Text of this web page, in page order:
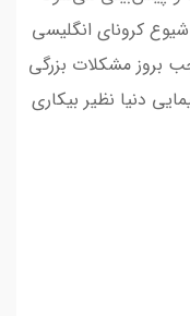
کرونای انگلیسی
بروز مشکلات بزرگی
دنیا نظیر ‌بیکاری